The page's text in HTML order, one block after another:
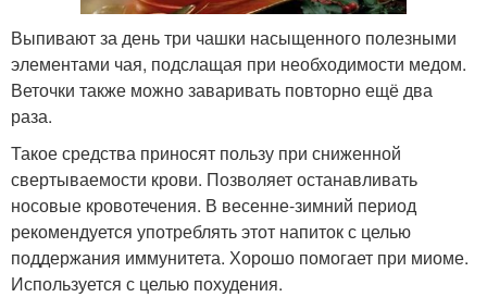
Выпивают за день три чашки насыщенного полезными
элементами чая, подслащая при необходимости медом.
Веточки также можно заваривать повторно ещё два
раза.
Такое средства приносят пользу при сниженной
свертываемости крови. Позволяет останавливать
носовые кровотечения. В весенне-зимний период
рекомендуется употреблять этот напиток с целью
поддержания иммунитета. Хорошо помогает при миоме.
Используется с целью похудения.